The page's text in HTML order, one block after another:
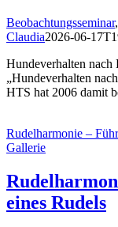
Beobachtungsseminar,
Claudia2026-06-
Hundeverhalten
„Hundeverhalten
HTS hat 2006 damit
Rudelharmonie –
Gallerie
eines Rudels